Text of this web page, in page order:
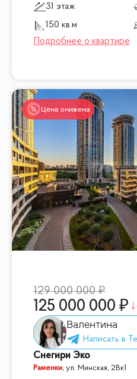
31 этаж
150 кв.м
Цена снижена
129 000 000
125 000 000
Валентина
Снегири Эко
Раменки,ул. Минская, 2Вк1